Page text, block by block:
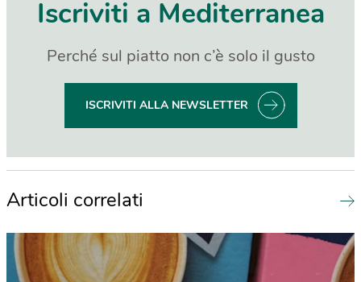
Iscriviti a Mediterranea
Perché sul piatto non c’è solo il gusto
ISCRIVITI ALLA NEWSLETTER
Articoli correlati